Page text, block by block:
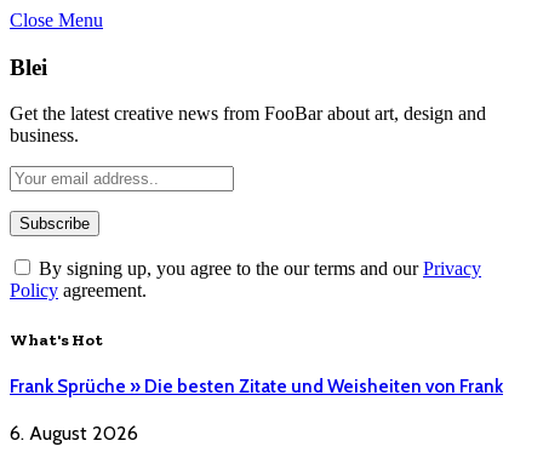
Close Menu
Blei
Get the latest creative news from FooBar about art, design and
business.
By signing up, you agree to the our terms and ourPrivacy
Policy agreement.
What's Hot
Frank Sprüche » Die besten Zitate und Weisheiten von Frank
6. August 2026